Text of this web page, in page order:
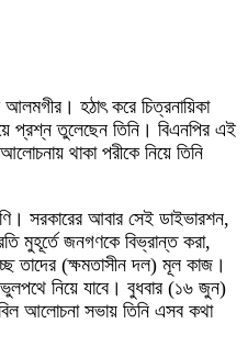
হঠাৎ করে চিত্রনায়িকা
প্রশ্ন তুলেছেন তিনি। বিএনপির এই
থাকা পরীকে নিয়ে তিনি
সরকারের আবার সেই ডাইভারশন,
মুহূর্তে জনগণকে বিভ্রান্ত করা,
তাদের (ক্ষমতাসীন দল) মূল কাজ।
ভুলপথে নিয়ে যাবে। বুধবার (১৬ জুন)
আলোচনা সভায় তিনি এসব কথা